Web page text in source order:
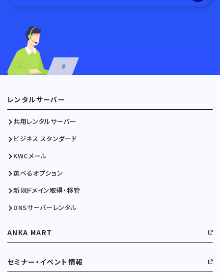
レンタルサーバー
共用レンタルサーバー
ビジネス スタンダード
KWCメール
選べるオプション
新規ドメイン取得・移管
DNSサーバーレンタル
ANKA MART
セミナー・イベント情報